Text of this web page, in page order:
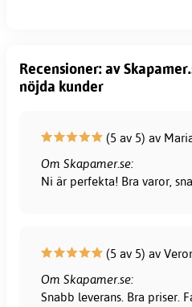
Recensioner: av
nöjda kunder
(5 av 5) av
Om Skapamer.se:
Ni är perfekta! Bra varor,
(5 av 5) av
Om Skapamer.se:
Snabb leverans. Bra priser.